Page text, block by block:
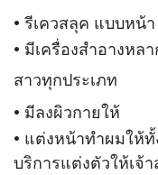
• รีเควสลุค แบบหน้
• มีเครื่องสำอางหล
สาวทุกประเภท
• มีลงผิวกายให้
• แต่งหน้าทำผมให้ทั้
บริการแต่งตัวให้เจ้